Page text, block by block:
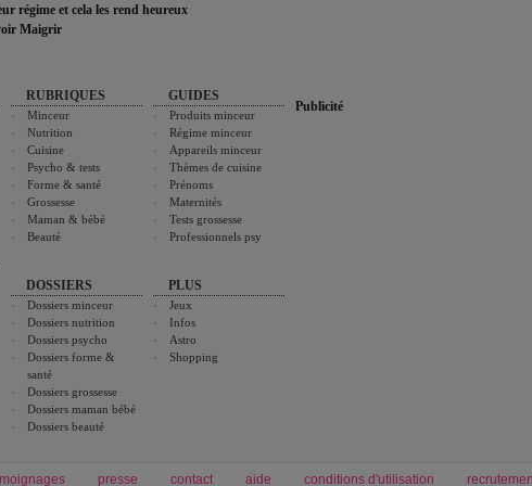
régime et cela les rend heureux
Maigrir
RUBRIQUES
Minceur
Nutrition
Cuisine
Psycho & tests
Forme & santé
Grossesse
Maman & bébé
Beauté
DOSSIERS
Dossiers minceur
Dossiers nutrition
Dossiers psycho
Dossiers forme &
santé
Dossiers grossesse
Dossiers maman bébé
Dossiers beauté
GUIDES
Produits minceur
Régime minceur
Appareils minceur
Thèmes de cuisine
Prénoms
Maternités
Tests grossesse
Professionnels psy
PLUS
Jeux
Infos
Astro
Shopping
Publicité
presse contact aide conditions d'utilisation